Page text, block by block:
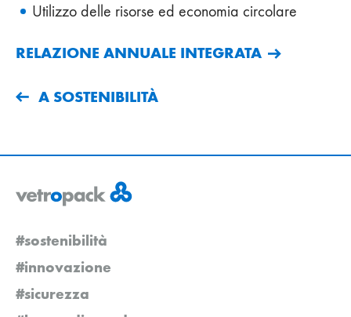
Utilizzo delle risorse ed economia circolare
RELAZIONE ANNUALE INTEGRATA
A SOSTENIBILITÀ
#sostenibilità
#innovazione
#sicurezza